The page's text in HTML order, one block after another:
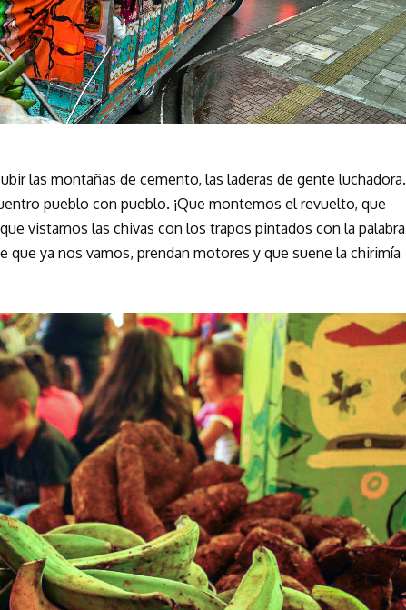
las montañas de cemento, las laderas de gente luchadora.
pueblo con pueblo. ¡Que montemos el revuelto, que
vistamos las chivas con los trapos pintados con la palabra
que ya nos vamos, prendan motores y que suene la chirimía